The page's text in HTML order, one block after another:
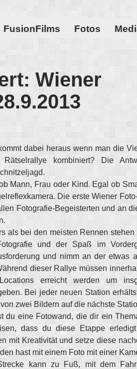
FusionFilms Fotos
Wiener
dabei heraus wenn man die
Rätselrallye kombiniert? Die
Mann, Frau oder Kind. Egal ob
Die erste Wiener
Fotografie-Begeisterten und an
als bei den meisten Rennen
und der Spaß im
und nimm an der etwas
dieser Rallye müssen
erreicht werden um
Bei jeder neuen Station
von zwei Bildern auf die nächste
du eine Fotowand, die dir ein
dass du diese Etappe
mit Kreativität und setze diese
hast mit einem Foto mit einer
kann zu Fuß, mit dem